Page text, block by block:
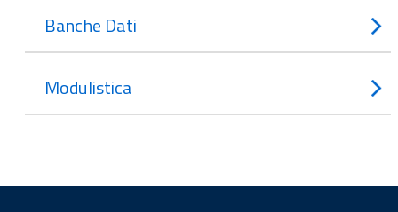
Banche Dati
Modulistica